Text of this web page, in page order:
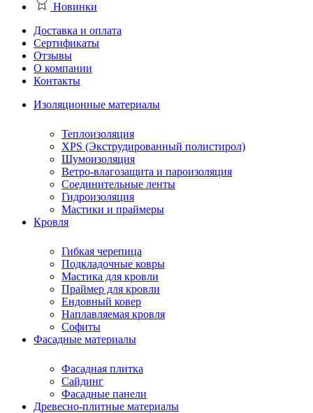
Новинки
Доставка и оплата
Сертификаты
Отзывы
О компании
Контакты
Изоляционные материалы
Теплоизоляция
XPS (Экструдированный полистирол)
Шумоизоляция
Ветро-влагозащита и пароизоляция
Соединительные ленты
Гидроизоляция
Мастики и праймеры
Кровля
Гибкая черепица
Подкладочные ковры
Мастика для кровли
Праймер для кровли
Ендовный ковер
Наплавляемая кровля
Софиты
Фасадные материалы
Фасадная плитка
Сайдинг
Фасадные панели
Древесно-плитные материалы